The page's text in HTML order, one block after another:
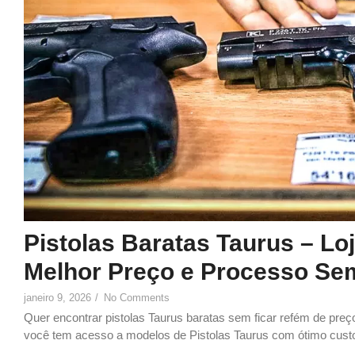
Pistolas Baratas Taurus –
Melhor Preço e Processo
janeiro 9, 2026 / No Comments
Quer encontrar pistolas Taurus baratas sem ficar refém de
você tem acesso a modelos de Pistolas Taurus com ótimo